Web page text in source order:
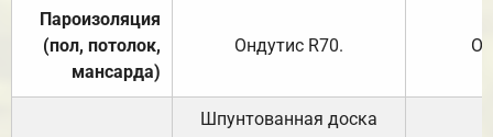
Пароизоляция
(пол, потолок,
мансарда)
Ондутис R70.
Шпунтованная доска